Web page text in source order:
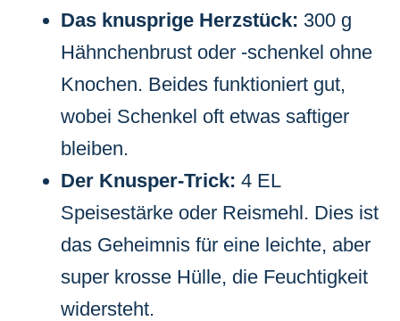
Das knusprige Herzstück: 300 g
Hähnchenbrust oder -schenkel ohne
Knochen. Beides funktioniert gut,
wobei Schenkel oft etwas saftiger
bleiben.
Der Knusper-Trick: 4 EL
Speisestärke oder Reismehl. Dies ist
das Geheimnis für eine leichte, aber
super krosse Hülle, die Feuchtigkeit
widersteht.